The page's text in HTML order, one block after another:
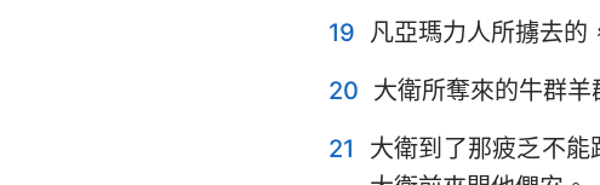
19 凡亞瑪力人所擄去的
20 大衛所奪來的牛群羊
21
大衛到了那疲乏不能